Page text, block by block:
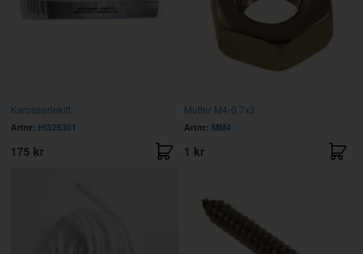
Karosseriekitt
Artnr: HG25301
175 kr
Mutter M4-0,7x3
Artnr: MM4
1 kr